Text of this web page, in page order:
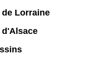
Lorraine